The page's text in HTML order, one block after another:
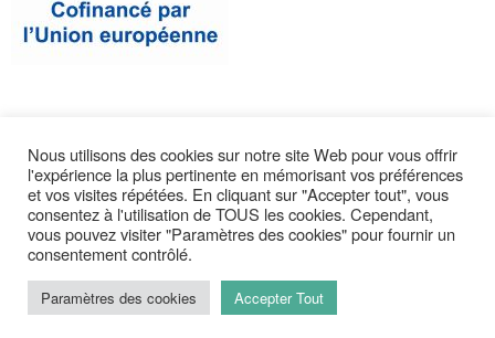
CONTACTEZ-NOUS
Nous utilisons des cookies sur notre site Web pour vous offrir
l'expérience la plus pertinente en mémorisant vos préférences
et vos visites répétées. En cliquant sur "Accepter tout", vous
consentez à l'utilisation de TOUS les cookies. Cependant,
vous pouvez visiter "Paramètres des cookies" pour fournir un
consentement contrôlé.
Paramètres des cookies Accepter Tout